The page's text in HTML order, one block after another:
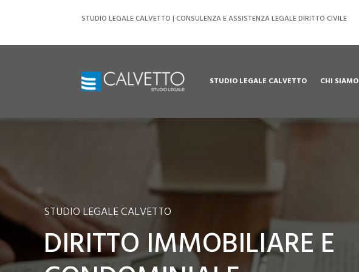
STUDIO LEGALE CALVETTO | CONSULENZA E ASSISTENZA LEGALE DIRITTO CIVILE
STUDIO LEGALE CALVETTO CHI SIAMO
STUDIO LEGALE CALVETTO
DIRITTO IMMOBILIARE E